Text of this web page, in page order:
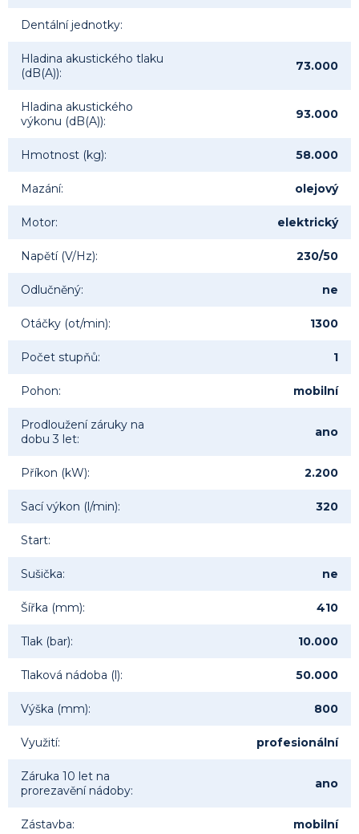
Dentální jednotky:
Hladina akustického tlaku
(dB(A)): 73.000
Hladina akustického
výkonu (dB(A)): 93.000
Hmotnost (kg): 58.000
Mazání: olejový
Motor: elektrický
Napětí (V/Hz): 230/50
Odlučněný: ne
Otáčky (ot/min): 1300
Počet stupňů: 1
Pohon: mobilní
Prodloužení záruky na
dobu 3 let: ano
Příkon (kW): 2.200
Sací výkon (l/min): 320
Start:
Sušička: ne
Šířka (mm): 410
Tlak (bar): 10.000
Tlaková nádoba (l): 50.000
Výška (mm): 800
Využití: profesionální
Záruka 10 let na
prorezavění nádoby: ano
Zástavba: mobilní